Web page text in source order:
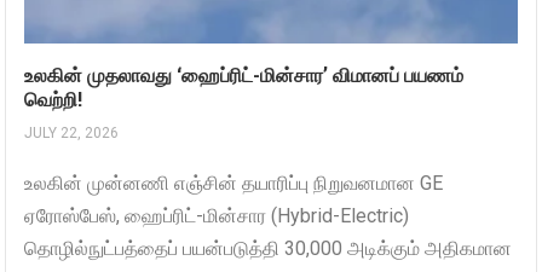
உலகின் முதலாவது ‘ஹைப்ரிட்-மின்சார’ விமானப் பயணம்
வெற்றி!
JULY 22, 2026
உலகின் முன்னணி எஞ்சின் தயாரிப்பு நிறுவனமான GE
ஏரோஸ்பேஸ், ஹைப்ரிட்-மின்சார (Hybrid-Electric)
தொழில்நுட்பத்தைப் பயன்படுத்தி 30,000 அடிக்கும் அதிகமான